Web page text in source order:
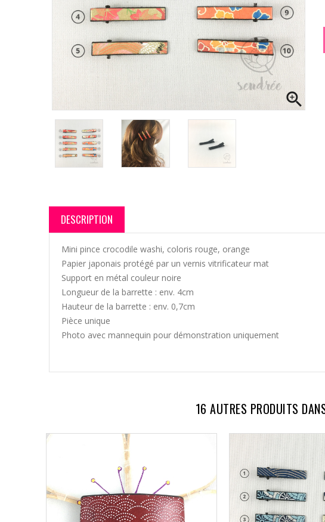

DESCRIPTION
Mini pince crocodile washi, coloris rouge, orange
Papier japonais protégé par un vernis vitrificateur mat
Support en métal couleur noire
Longueur de la barrette : env. 4cm
Hauteur de la barrette : env. 0,7cm
Pièce unique
Photo avec mannequin pour démonstration uniquement
16 AUTRES PRODUITS